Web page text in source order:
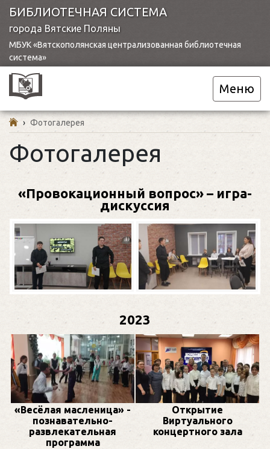
БИБЛИОТЕЧНАЯ СИСТЕМА
города Вятские Поляны
МБУК «Вятскополянская централизованная библиотечная
система»
Меню
› Фотогалерея
Фотогалерея
«Провокационный вопрос» – игра-
дискуссия
2023
«Весёлая масленица» -
познавательно-
развлекательная
программа
Открытие
Виртуального
концертного зала